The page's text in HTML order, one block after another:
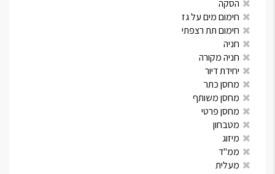
הסקה
חימום מים על גז
חימום תת רצפתי
חניה
חניה מקורה
יחידת דיור
מחסן כתר
מחסן משותף
מחסן פרטי
מטבחון
מיזוג
ממ"ד
מעלית